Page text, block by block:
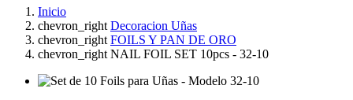
Inicio
chevron_right Decoracion Uñas
chevron_right FOILS Y PAN DE ORO
chevron_right NAIL FOIL SET 10pcs - 32-10